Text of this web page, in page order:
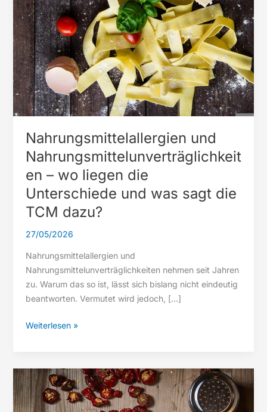
Nahrungsmittelallergien und
Nahrungsmittelunverträglichkeit
en – wo liegen die
Unterschiede und was sagt die
TCM dazu?
27/05/2026
Nahrungsmittelallergien und
Nahrungsmittelunverträglichkeiten nehmen seit Jahren
zu. Warum das so ist, lässt sich bislang nicht eindeutig
beantworten. Vermutet wird jedoch, […]
Nahrungsmittelallergien
–
wo
liegen
Weiterlesen »